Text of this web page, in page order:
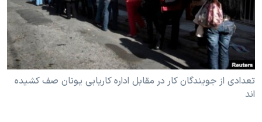
فرهنگ و زندگی
حقوق شهروندی
اقتصادی
مستندها
انتخابات ریاست جمهوری آمریکا ۲۰۲۴
حمله جمهوری اسلامی به اسرائیل
دنبال کنید
زبانهای مختلف
تعدادی از جویندگان کار در مقابل اداره کاریابی یونان صف کشیده
اند